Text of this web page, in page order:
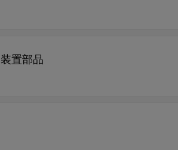
置部品